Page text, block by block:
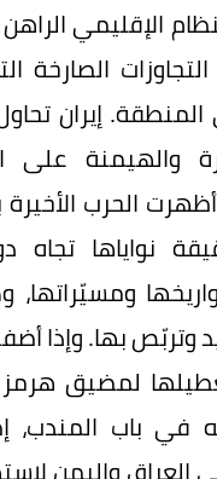
الإقليمي
التجاوزات الصارخة
إيران
والهيمنة على
الحرب الأخيرة
نواياها تجاه
بها. وإذا
لمضيق هرمز
في باب المندب،